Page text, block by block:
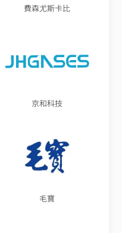
費森尤斯卡比
京和科技
毛寶